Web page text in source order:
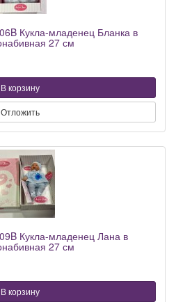
Кукла-младенец Бланка в
27 см
В корзину
Отложить
Кукла-младенец Лана в
27 см
В корзину